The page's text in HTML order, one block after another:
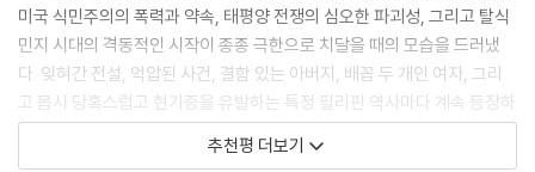
미국 식민주의의 폭력과 약속, 태평양 전쟁의 심오한 파괴성, 그리고 탈식
민지 시대의 격동적인 시작이 종종 극한으로 치달을 때의 모습을 드러냈
다. 잊혀간 전설, 억압된 사건, 결함 있는 아버지, 배꼽 두 개인 여자, 그리
고 몹시 당혹스럽고 현기증을 유발하는 특정 필리핀 역사마다 계속 등장하
는 자비로운 성모의 기적에 관한 이야기를 통해 자신과 타인의 경험을 전
달하는 수단을 근대화의 폐허에서 되찾으려 노력했다. 우리가 누구든, 폐
추천평 더보기